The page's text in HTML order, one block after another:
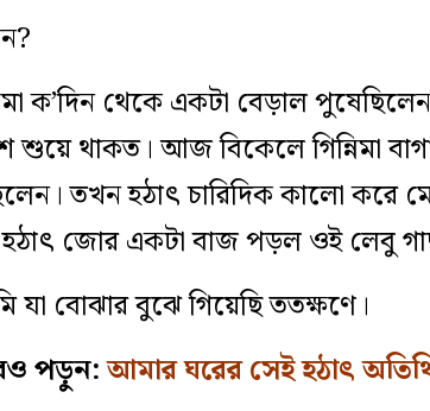
ক’দিন থেকে একটা বেড়াল
শুয়ে থাকত। আজ বিকেলে গিন্নিমা
তখন হঠাৎ চারিদিক কালো করে
জোর একটা বাজ পড়ল ওই লেবু
বোঝার বুঝে গিয়েছি ততক্ষণে।
পড়ুন:আমার ঘরের সেই হঠাৎ